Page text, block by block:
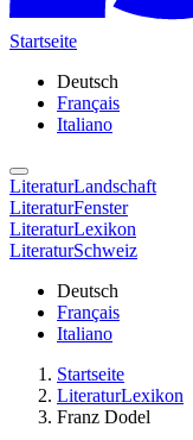
Startseite
Deutsch
Français
Italiano
LiteraturLandschaft
LiteraturFenster
LiteraturLexikon
LiteraturSchweiz
Deutsch
Français
Italiano
Startseite
LiteraturLexikon
Franz Dodel